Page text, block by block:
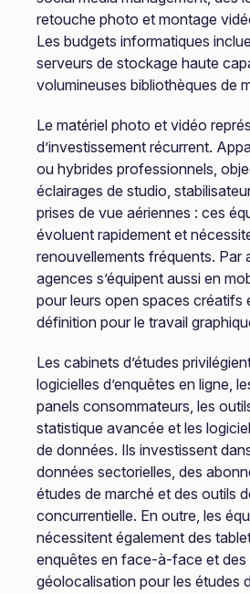
retouche photo et montage
Les budgets informatiques
serveurs de stockage haute
volumineuses bibliothèques de
Le matériel photo et vidéo
d’investissement récurrent.
ou hybrides professionnels,
éclairages de studio,
prises de vue aériennes : ces
évoluent rapidement et
renouvellements fréquents. Par
agences s’équipent aussi en
pour leurs open spaces créatifs
définition pour le travail
Les cabinets d’études
logicielles d’enquêtes en ligne,
panels consommateurs, les
statistique avancée et les
de données. Ils investissent
données sectorielles, des
études de marché et des outils
concurrentielle. En outre, les
nécessitent également des
enquêtes en face-à-face et des
géolocalisation pour les études